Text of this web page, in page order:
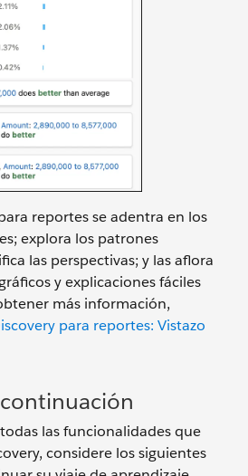
reportes se adentra en los
explora los patrones
las perspectivas; y las aflora
y explicaciones fáciles
más información,
para reportes: Vistazo
las funcionalidades que
considere los siguientes